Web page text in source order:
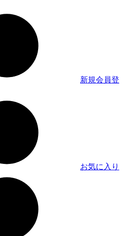
新規会員登
お気に入り